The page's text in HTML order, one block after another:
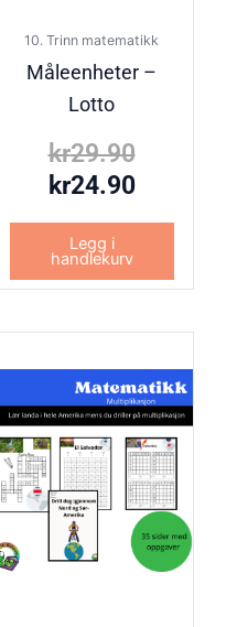
10. Trinn matematikk
Måleenheter –
Lotto
kr29.90
kr24.90
Legg i
handlekurv